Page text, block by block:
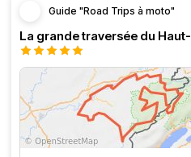
Guide "Road Trips à moto"
La grande traversée du